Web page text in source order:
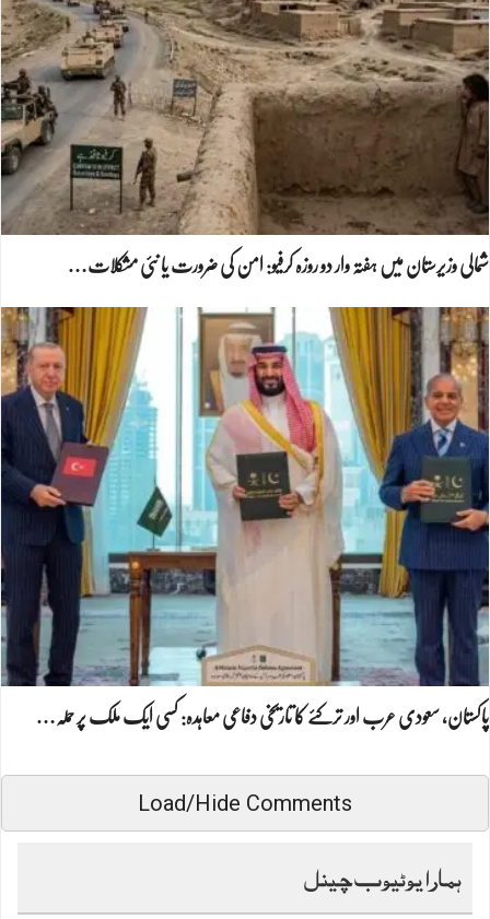
شمالی وزیرستان میں ہفتہ وار دو روزہ کرفیو: امن کی ضرورت یا نئی مشکلات…
پاکستان، سعودی عرب اور ترکئے کا تاریخی دفاعی معاہدہ: کسی ایک ملک پر حملہ…
Load/Hide Comments
ہمارا یوٹیوب چینل